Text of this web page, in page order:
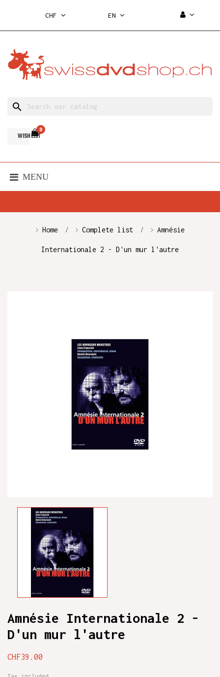
CHF EN
search
WISH LIST
0
MENU
Home Complete list Amnésie
Internationale 2 - D'un mur l'autre
Amnésie Internationale 2 -
D'un mur l'autre
CHF39.00